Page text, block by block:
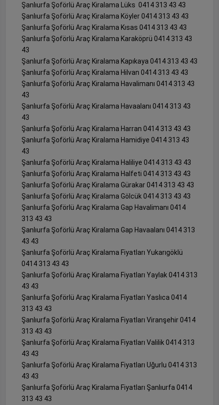
Şanlıurfa Şoförlü Araç Kiralama Lüks 0414 313 43 43
Şanlıurfa Şoförlü Araç Kiralama Köyler 0414 313 43 43
Şanlıurfa Şoförlü Araç Kiralama Kısas 0414 313 43 43
Şanlıurfa Şoförlü Araç Kiralama Karaköprü 0414 313 43
43
Şanlıurfa Şoförlü Araç Kiralama Kapıkaya 0414 313 43 43
Şanlıurfa Şoförlü Araç Kiralama Hilvan 0414 313 43 43
Şanlıurfa Şoförlü Araç Kiralama Havalimanı 0414 313 43
43
Şanlıurfa Şoförlü Araç Kiralama Havaalanı 0414 313 43
43
Şanlıurfa Şoförlü Araç Kiralama Harran 0414 313 43 43
Şanlıurfa Şoförlü Araç Kiralama Hamidiye 0414 313 43
43
Şanlıurfa Şoförlü Araç Kiralama Haliliye 0414 313 43 43
Şanlıurfa Şoförlü Araç Kiralama Halfeti 0414 313 43 43
Şanlıurfa Şoförlü Araç Kiralama Gürakar 0414 313 43 43
Şanlıurfa Şoförlü Araç Kiralama Gölcük 0414 313 43 43
Şanlıurfa Şoförlü Araç Kiralama Gap Havalimanı 0414
313 43 43
Şanlıurfa Şoförlü Araç Kiralama Gap Havaalanı 0414 313
43 43
Şanlıurfa Şoförlü Araç Kiralama Fiyatları Yukarıgöklü
0414 313 43 43
Şanlıurfa Şoförlü Araç Kiralama Fiyatları Yaylak 0414 313
43 43
Şanlıurfa Şoförlü Araç Kiralama Fiyatları Yaslıca 0414
313 43 43
Şanlıurfa Şoförlü Araç Kiralama Fiyatları Viranşehir 0414
313 43 43
Şanlıurfa Şoförlü Araç Kiralama Fiyatları Valilik 0414 313
43 43
Şanlıurfa Şoförlü Araç Kiralama Fiyatları Uğurlu 0414 313
43 43
Şanlıurfa Şoförlü Araç Kiralama Fiyatları Şanlıurfa 0414
313 43 43